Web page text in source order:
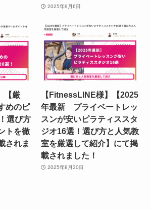
2025年9月6日
【厳
めのピ
選び方
トを徹
されま
【FitnessLINE様】【2025
年最新 プライベートレッ
スンが安いピラティススタ
ジオ16選！選び方と人気教
室を厳選して紹介】にて掲
載されました！
2025年8月30日